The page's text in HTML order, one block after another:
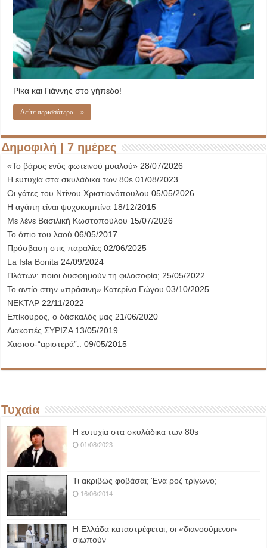
Ρίκα και Γιάννης στο γήπεδο!
Δείτε περισσότερα... »
Δημοφιλή | 7 ημέρες
«Το βάρος ενός φωτεινού μυαλού» 28/07/2026
Η ευτυχία στα σκυλάδικα των 80s 01/08/2023
Οι γάτες του Ντίνου Χριστιανόπουλου 05/05/2026
Η αγάπη είναι ψυχοκομπίνα 18/12/2015
Με λένε Βασιλική Κωστοπούλου 15/07/2026
Το όπιο του λαού 06/05/2017
Πρόσβαση στις παραλίες 02/06/2025
La Isla Bonita 24/09/2024
Πλάτων: ποιοι δυσφημούν τη φιλοσοφία; 25/05/2022
Το αντίο στην «πράσινη» Κατερίνα Γώγου 03/10/2025
ΝΕΚΤΑΡ 22/11/2022
Επίκουρος, ο δάσκαλός μας 21/06/2020
Διακοπές ΣΥΡΙΖΑ13/05/2019
Χασισο-“αριστερά”.. 09/05/2015
Τυχαία
Η ευτυχία στα σκυλάδικα των 80s
01/08/2023
Τι ακριβώς φοβάσαι; Ένα ροζ τρίγωνο;
16/06/2014
Η Ελλάδα καταστρέφεται, οι «διανοούμενοι»
σιωπούν